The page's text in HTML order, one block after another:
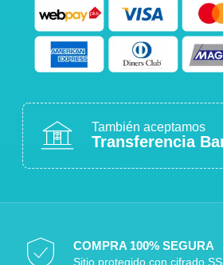
También aceptamos
Transferencia
COMPRA 100% SEGURA
Sitio protegido con cifrado